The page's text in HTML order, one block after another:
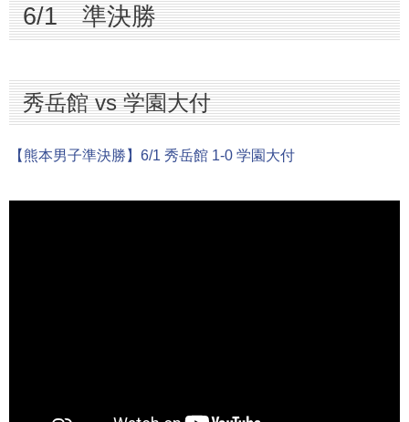
6/1 準決勝
秀岳館 vs 学園大付
【熊本男子準決勝】6/1 秀岳館 1-0 学園大付